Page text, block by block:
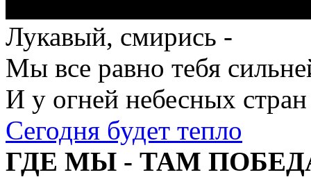
Лукавый, смирись -
Мы все равно тебя
И у огней небесных стран
Сегодня будет тепло
ГДЕ МЫ - ТАМ